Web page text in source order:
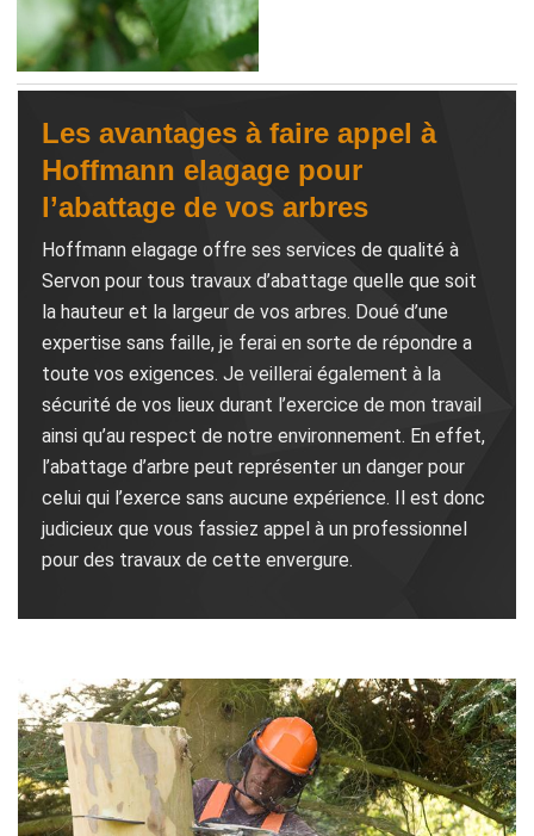
Les avantages à faire appel à
Hoffmann elagage pour
l’abattage de vos arbres
Hoffmann elagage offre ses services de qualité à
Servon pour tous travaux d’abattage quelle que soit
la hauteur et la largeur de vos arbres. Doué d’une
expertise sans faille, je ferai en sorte de répondre a
toute vos exigences. Je veillerai également à la
sécurité de vos lieux durant l’exercice de mon travail
ainsi qu’au respect de notre environnement. En effet,
l’abattage d’arbre peut représenter un danger pour
celui qui l’exerce sans aucune expérience. Il est donc
judicieux que vous fassiez appel à un professionnel
pour des travaux de cette envergure.